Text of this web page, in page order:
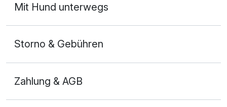
Mit Hund unterwegs
Storno & Gebühren
Zahlung & AGB